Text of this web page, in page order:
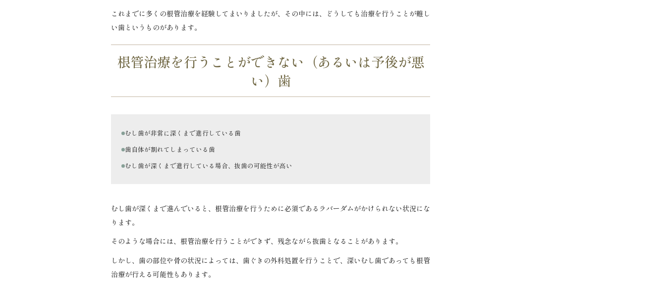
これまでに多くの根管治療を経験してまいりましたが、その中には、どうしても治療を行うことが難し
い歯というものがあります。
根管治療を行うことができない（あるいは予後が悪
い）歯
むし歯が非常に深くまで進行している歯
歯自体が割れてしまっている歯
むし歯が深くまで進行している場合、抜歯の可能性が高い
むし歯が深くまで進んでいると、根管治療を行うために必須であるラバーダムがかけられない状況にな
ります。
そのような場合には、根管治療を行うことができず、残念ながら抜歯となることがあります。
しかし、歯の部位や骨の状況によっては、歯ぐきの外科処置を行うことで、深いむし歯であっても根管
治療が行える可能性もあります。